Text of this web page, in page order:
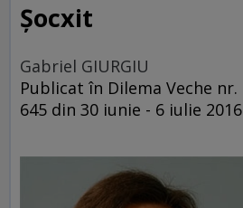
Şocxit
Gabriel GIURGIU
Publicat în Dilema Veche nr.
645 din 30 iunie - 6 iulie 2016